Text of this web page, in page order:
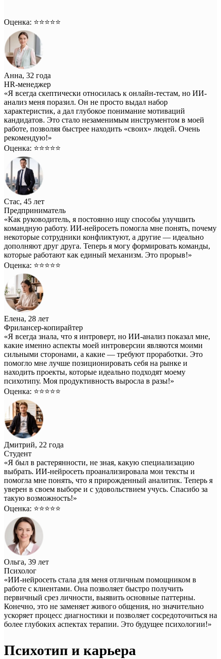
Оценка: ⭐️⭐️⭐️⭐️⭐️
Анна, 32 года
HR-менеджер
«Я всегда скептически относилась к онлайн-тестам, но ИИ-
анализ меня поразил. Он не просто выдал набор
характеристик, а дал глубокое понимание мотиваций
кандидатов. Это стало незаменимым инструментом в моей
работе, позволяя быстрее находить «своих» людей. Очень
рекомендую!»
Оценка: ⭐️⭐️⭐️⭐️⭐️
Стас, 45 лет
Предприниматель
«Как руководитель, я постоянно ищу способы улучшить
командную работу. ИИ-нейросеть помогла мне понять, почему
некоторые сотрудники конфликтуют, а другие — идеально
дополняют друг друга. Теперь я могу формировать команды,
которые работают как единый механизм. Это прорыв!»
Оценка: ⭐️⭐️⭐️⭐️⭐️
Елена, 28 лет
Фрилансер-копирайтер
«Я всегда знала, что я интроверт, но ИИ-анализ показал мне,
какие именно аспекты моей интроверсии являются моими
сильными сторонами, а какие — требуют проработки. Это
помогло мне лучше позиционировать себя на рынке и
находить проекты, которые идеально подходят моему
психотипу. Моя продуктивность выросла в разы!»
Оценка: ⭐️⭐️⭐️⭐️⭐️
Дмитрий, 22 года
Студент
«Я был в растерянности, не зная, какую специализацию
выбрать. ИИ-нейросеть проанализировала мои тексты и
помогла мне понять, что я прирожденный аналитик. Теперь я
уверен в своем выборе и с удовольствием учусь. Спасибо за
такую возможность!»
Оценка: ⭐️⭐️⭐️⭐️⭐️
Ольга, 39 лет
Психолог
«ИИ-нейросеть стала для меня отличным помощником в
работе с клиентами. Она позволяет быстро получить
первичный срез личности, выявить основные паттерны.
Конечно, это не заменяет живого общения, но значительно
ускоряет процесс диагностики и позволяет сосредоточиться на
более глубоких аспектах терапии. Это будущее психологии!»
Психотип и карьера